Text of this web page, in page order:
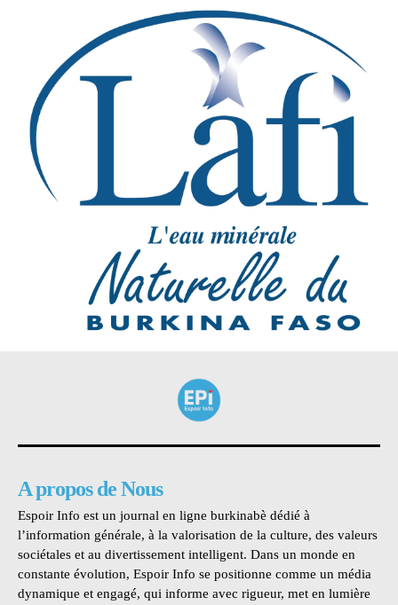
A propos de Nous
Espoir Info est un journal en ligne burkinabè dédié à
l’information générale, à la valorisation de la culture, des valeurs
sociétales et au divertissement intelligent. Dans un monde en
constante évolution, Espoir Info se positionne comme un média
dynamique et engagé, qui informe avec rigueur, met en lumière